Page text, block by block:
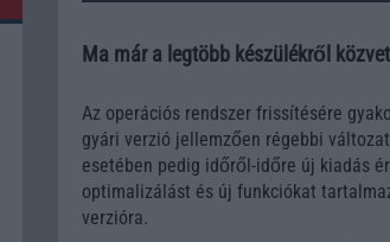
Ma már a legtöbb készülékről
Az operációs rendszer frissítésére
gyári verzió jellemzően régebbi
esetében pedig időről-időre új kiadás
optimalizálást és új funkciókat
verzióra.